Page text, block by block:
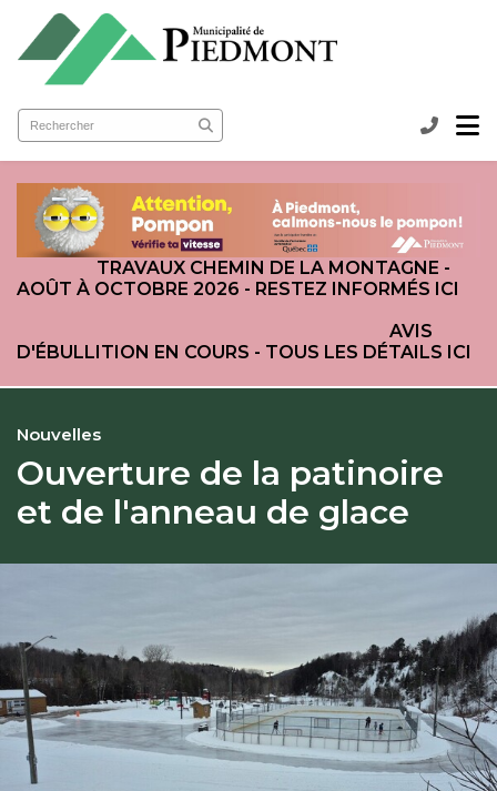
(Ma municipalité )
(Loisirs et culture )
TRAVAUX CHEMIN DE LA MONTAGNE -
AOÛT À OCTOBRE 2026 - RESTEZ INFORMÉS ICI
AVIS
D'ÉBULLITION EN COURS - TOUS LES DÉTAILS ICI
Nouvelles
Ouverture de la patinoire
et de l'anneau de glace